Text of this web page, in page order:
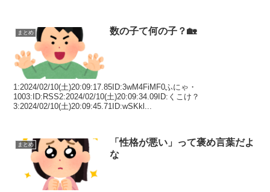
まとめ 数の子て何の子？🏡
1:2024/02/10(土)20:09:17.85ID:3wM4FiMF0ふにゃ・
1003:ID:RSS2:2024/02/10(土)20:09:34.09ID:くこけ？
3:2024/02/10(土)20:09:45.71ID:wSKkl...
まとめ
「性格が悪い」って褒め言葉だよ
な